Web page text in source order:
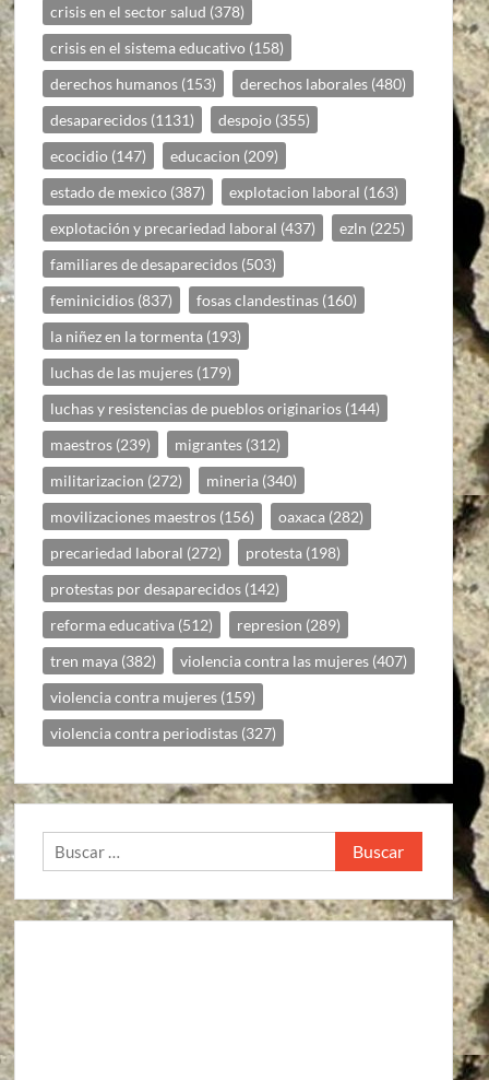
crisis en el sector salud (378)
crisis en el sistema educativo (158)
derechos humanos (153) derechos laborales (480)
desaparecidos (1131) despojo (355)
ecocidio (147) educacion (209)
estado de mexico (387) explotacion laboral (163)
explotación y precariedad laboral (437) ezln (225)
familiares de desaparecidos (503)
feminicidios (837) fosas clandestinas (160)
la niñez en la tormenta (193)
luchas de las mujeres (179)
luchas y resistencias de pueblos originarios (144)
maestros (239) migrantes (312)
militarizacion (272) mineria (340)
movilizaciones maestros (156) oaxaca (282)
precariedad laboral (272) protesta (198)
protestas por desaparecidos (142)
reforma educativa (512) represion (289)
tren maya (382) violencia contra las mujeres (407)
violencia contra mujeres (159)
violencia contra periodistas (327)
Buscar: